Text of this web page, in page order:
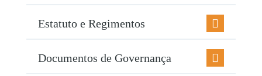
Estatuto e Regimentos
Documentos de Governança